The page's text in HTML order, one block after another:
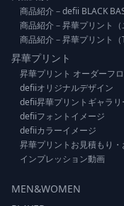
商品紹介－defii BLACK
商品紹介－昇華プリント（
商品紹介－昇華プリント（
昇華プリント
昇華プリント オーダーフ
defiiオリジナルデザイン
defii昇華プリントギャラリ
defiiフォントイメージ
defiiカラーイメージ
昇華プリントお見積もり
インプレッション動画
MEN&WOMEN